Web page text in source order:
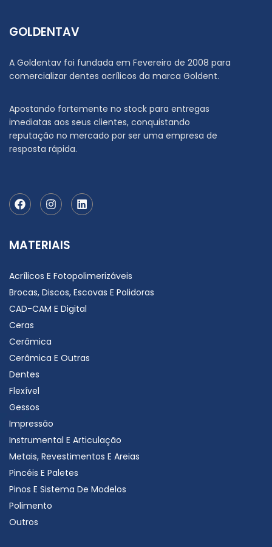
GOLDENTAV
A Goldentav foi fundada em Fevereiro de 2008 para
comercializar dentes acrílicos da marca Goldent.
Apostando fortemente no stock para entregas
imediatas aos seus clientes, conquistando
reputação no mercado por ser uma empresa de
resposta rápida.
MATERIAIS
Acrílicos E Fotopolimerizáveis
Brocas, Discos, Escovas E Polidoras
CAD-CAM E Digital
Ceras
Cerâmica
Cerâmica E Outras
Dentes
Flexível
Gessos
Impressão
Instrumental E Articulação
Metais, Revestimentos E Areias
Pincéis E Paletes
Pinos E Sistema De Modelos
Polimento
Outros